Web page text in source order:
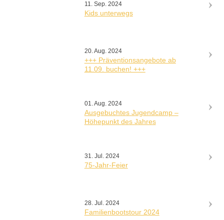
11. Sep. 2024
Kids unterwegs
20. Aug. 2024
+++ Präventionsangebote ab
11.09. buchen! +++
01. Aug. 2024
Ausgebuchtes Jugendcamp –
Höhepunkt des Jahres
31. Jul. 2024
75-Jahr-Feier
28. Jul. 2024
Familienbootstour 2024